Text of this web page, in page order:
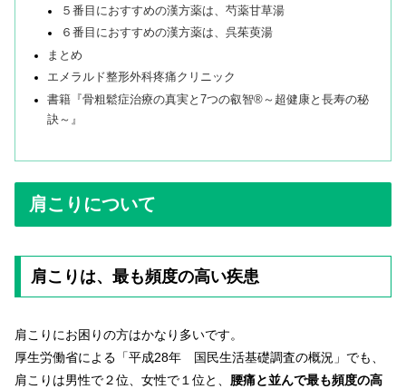
５番目におすすめの漢方薬は、芍薬甘草湯
６番目におすすめの漢方薬は、呉茱萸湯
まとめ
エメラルド整形外科疼痛クリニック
書籍『骨粗鬆症治療の真実と7つの叡智®～超健康と長寿の秘
訣～』
肩こりについて
肩こりは、最も頻度の高い疾患
肩こりにお困りの方はかなり多いです。
厚生労働省による「平成28年 国民生活基礎調査の概況」でも、
肩こりは男性で２位、女性で１位と、 腰痛と並んで最も頻度の高